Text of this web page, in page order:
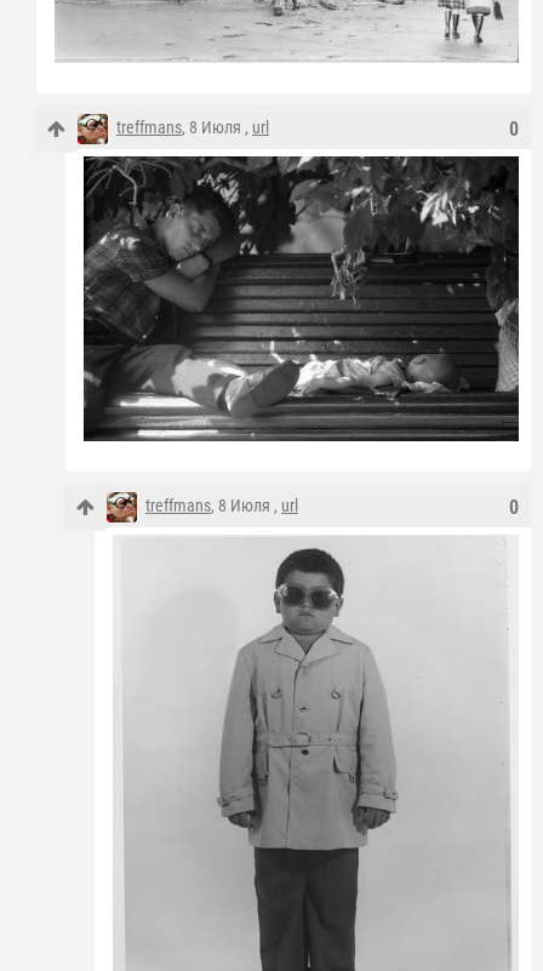
0
treffmans, 8 Июля , url
0
treffmans, 8 Июля , url